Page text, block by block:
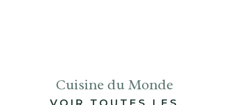
Cuisine du Monde